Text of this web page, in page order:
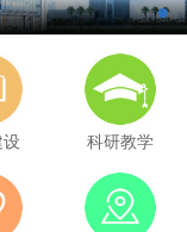
设 科研教学